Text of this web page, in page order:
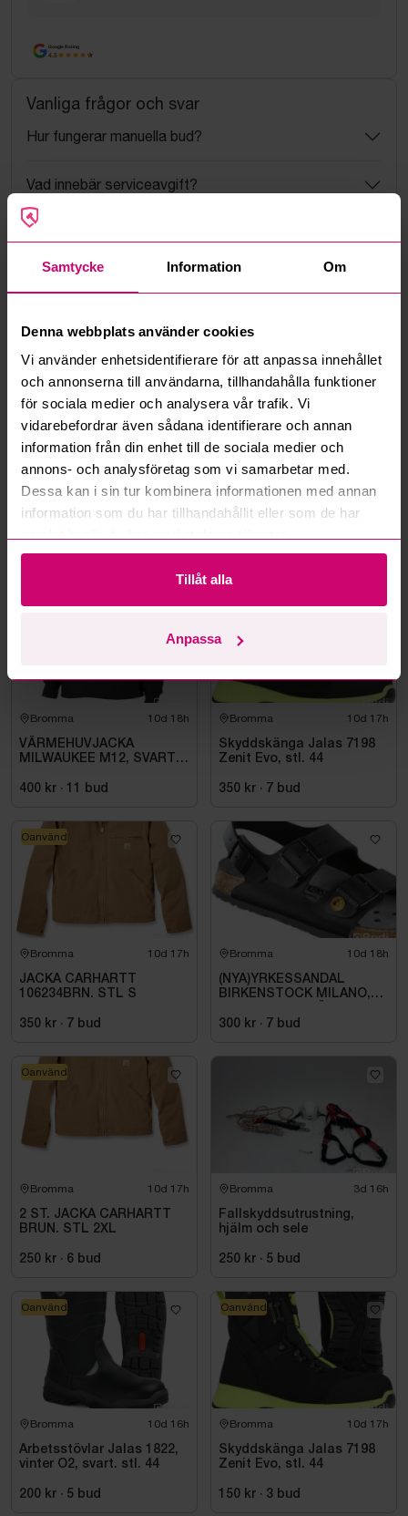
Samtycke Information Om
Denna webbplats använder cookies
Vi använder enhetsidentifierare för att anpassa innehållet
och annonserna till användarna, tillhandahålla funktioner
för sociala medier och analysera vår trafik. Vi
vidarebefordrar även sådana identifierare och annan
information från din enhet till de sociala medier och
annons- och analysföretag som vi samarbetar med.
Dessa kan i sin tur kombinera informationen med annan
information som du har tillhandahållit eller som de har
Tillåt alla
Anpassa
Google Rating
4.5
Vanliga frågor och svar
Hur fungerar manuella bud?
Vad innebär serviceavgift?
Vad är ett reservationspris?
Hur fungerar budmotorn?
Kan jag ångra ett bud?
Kan ni frakta mina vunna objekt?
Läs fler frågor och svar
Mer från samma kategori
Bromma 10d 18h
VÄRMEHUVJACKA
MILWAUKEE M12, SVART
400 kr · 11 bud
Oanvänd
Bromma 10d 17h
Skyddskänga Jalas 7198
Zenit Evo, stl. 44
350 kr · 7 bud
Bromma 10d 17h
JACKA CARHARTT
106234BRN. STL S
350 kr · 7 bud
Oanvänd
Bromma 10d 18h
(NYA)YRKESSANDAL
BIRKENSTOCK MILANO,
SVART. STL 42
300 kr · 7 bud
Bromma 10d 17h
2 ST. JACKA CARHARTT
BRUN. STL 2XL
250 kr · 6 bud
Oanvänd
Bromma 3d 16h
Fallskyddsutrustning,
hjälm och sele
250 kr · 5 bud
Bromma 10d 16h
Arbetsstövlar Jalas 1822,
vinter O2, svart. stl. 44
200 kr · 5 bud
Oanvänd
Bromma 10d 17h
Skyddskänga Jalas 7198
Zenit Evo, stl. 44
150 kr · 3 bud
Oanvänd